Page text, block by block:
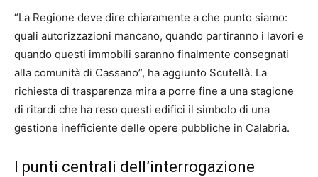
“La Regione deve dire chiaramente a che punto siamo:
quali autorizzazioni mancano, quando partiranno i lavori e
quando questi immobili saranno finalmente consegnati
alla comunità di Cassano”, ha aggiunto Scutellà. La
richiesta di trasparenza mira a porre fine a una stagione
di ritardi che ha reso questi edifici il simbolo di una
gestione inefficiente delle opere pubbliche in Calabria.
I punti centrali dell’interrogazione